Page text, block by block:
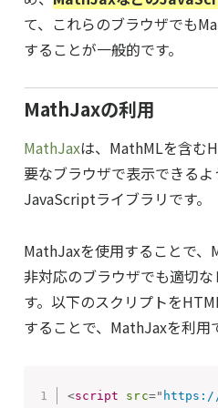
て、これらのブラウザでも
することが一般的です。
MathJaxの利用
MathJaxは、MathMLを含む
要なブラウザで表示できる
JavaScriptライブラリです。
MathJaxを使用することで、
非対応のブラウザでも適切
す。以下のスクリプトを
することで、MathJaxを利用
<script src=" https://